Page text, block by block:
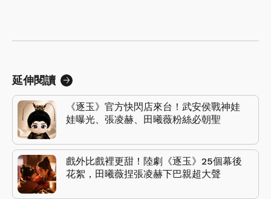
延伸閱讀
《逐玉》官方快閃店來台！武安侯戰神娃
娃曝光、張凌赫、田曦薇粉絲必朝聖
戲外比戲裡更甜！陸劇《逐玉》25個幕後
花絮，田曦薇捏張凌赫下巴親超大聲